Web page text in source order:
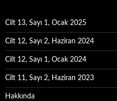
Cilt 13, Sayı 1, Ocak 2025
Cilt 12, Sayı 2, Haziran 2024
Cilt 12, Sayı 1, Ocak 2024
Cilt 11, Sayı 2, Haziran 2023
Hakkında